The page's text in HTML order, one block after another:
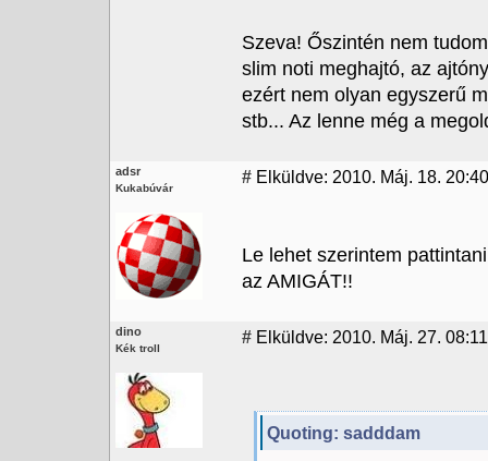
Szeva! Őszintén nem
slim noti meghajtó, az
ezért nem olyan egyszerű
stb... Az lenne még a
adsr
Kukabúvár
# Elküldve: 2010. Máj. 18. 20:40
Le lehet szerintem
az AMIGÁT!!
dino
Kék troll
# Elküldve: 2010. Máj. 27. 08:11
Quoting: sadddam